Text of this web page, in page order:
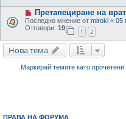
Претапециране на
Последно мнение от miroki « 05
Отговори: 19
1 2
Нова тема
Маркирай темите като прочетени
ПРАВА НА ФОРУМА